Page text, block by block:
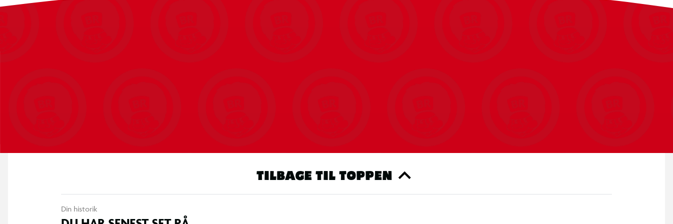
hinandens eneste håb. Denne rejse vil kaste uventede drejninger efter dem, og hvis de vil klare sig igennem,
skal de have hinandens ryg. De vil støde på både bizarre situationer, når de gennemrejser historier født af
*Kræver et månedligt abonnement for at få adgang til online multiplayer.
TILBAGE TIL TOPPEN
Din historik